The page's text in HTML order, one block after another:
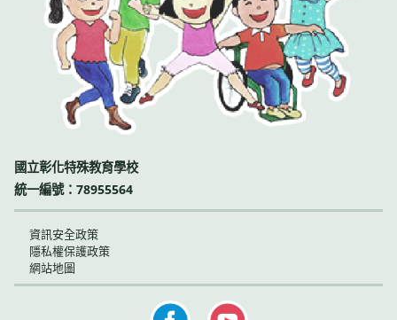
國立彰化特殊教育學校
統一編號：78955564
資訊安全政策
隱私權保護政策
網站地圖